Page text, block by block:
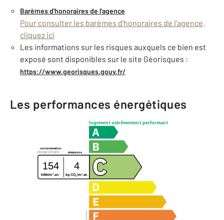
Barèmes d'honoraires de l'agence
Pour consulter les barèmes d'honoraires de l'agence,
cliquez ici
Les informations sur les risques auxquels ce bien est
exposé sont disponibles sur le site Géorisques :
https://www.georisques.gouv.fr/
Les performances énergétiques
logement extrêmement performant
consommation
émissions
(énergie primaire)
154 4
kWh/m 2 .an kg CO2/m2.an